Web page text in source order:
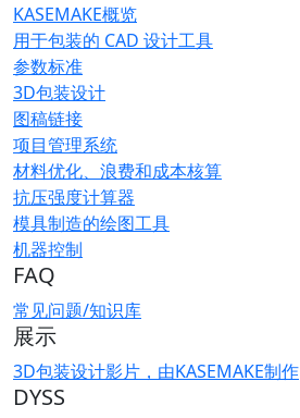
KASEMAKE概览
用于包装的 CAD 设计工具
参数标准
3D包装设计
图稿链接
项目管理系统
材料优化、浪费和成本核算
抗压强度计算器
模具制造的绘图工具
机器控制
FAQ
常见问题/知识库
展示
3D包装设计影片，由KASEMAKE制作
DYSS